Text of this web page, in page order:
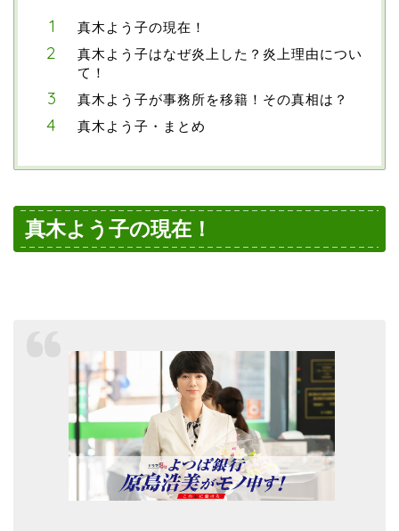
真木よう子の現在！
真木よう子はなぜ炎上した？炎上理由につい
て！
真木よう子が事務所を移籍！その真相は？
真木よう子・まとめ
真木よう子の現在！